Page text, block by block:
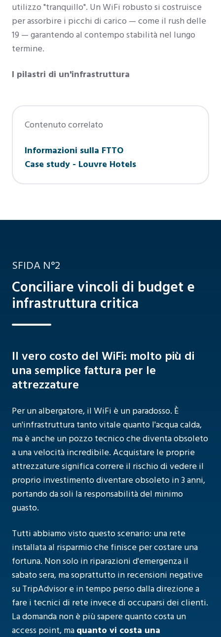
utilizzo "tranquillo". Un WiFi robusto si costruisce
per assorbire i picchi di carico — come il rush delle
19 — garantendo al contempo stabilità nel lungo
termine.
I pilastri di un'infrastruttura
Contenuto correlato
Informazioni sulla FTTO
Case study - Louvre Hotels
SFIDA N°2
Conciliare vincoli di budget e
infrastruttura critica
Il vero costo del WiFi: molto più di
una semplice fattura per le
attrezzature
Per un albergatore, il WiFi è un paradosso. È
un'infrastruttura tanto vitale quanto l'acqua calda,
ma è anche un pozzo tecnico che diventa obsoleto
a una velocità incredibile. Acquistare le proprie
attrezzature significa correre il rischio di vedere il
proprio investimento diventare obsoleto in 3 anni,
portando da soli la responsabilità del minimo
guasto.
Tutti abbiamo visto questo scenario: una rete
installata al risparmio che finisce per costare una
fortuna. Non solo in riparazioni d'emergenza il
sabato sera, ma soprattutto in recensioni negative
su TripAdvisor e in tempo perso dalla direzione a
fare i tecnici di rete invece di occuparsi dei clienti.
La domanda non è più sapere quanto costa un
access point, ma quanto vi costa una